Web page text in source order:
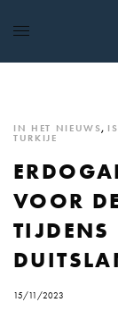
IN HET NIEUWS,
TURKIJE
VOOR
15/11/2023